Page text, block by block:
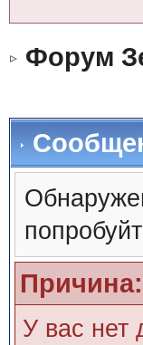
Форум
Причина:
У вас нет